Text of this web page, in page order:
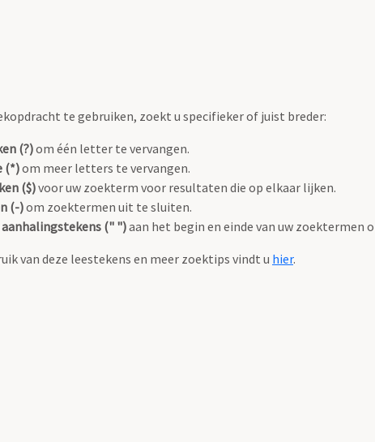
te gebruiken, zoekt u specifieker of juist breder:
(?)om één letter te vervangen.
(*)om meer letters te vervangen.
($)voor uw zoekterm voor resultaten die op elkaar lijken.
(-)om zoektermen uit te sluiten.
aanhalingstekens (" ")aan het begin en einde van uw zoektermen
van deze leestekens en meer zoektips vindt u hier.